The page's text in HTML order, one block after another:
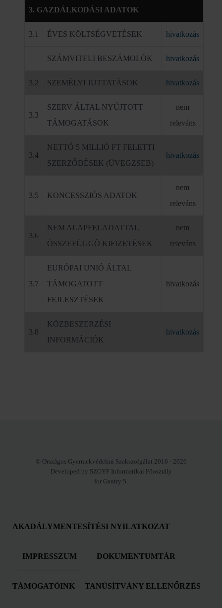
3. GAZDÁLKODÁSI ADATOK
3.1 ÉVES KÖLTSÉGVETÉSEK hivatkozás
SZÁMVITELI BESZÁMOLÓK hivatkozás
3.2 SZEMÉLYI JUTTATÁSOK hivatkozás
3.3
SZERV ÁLTAL NYÚJTOTT
TÁMOGATÁSOK
nem
releváns
3.4
NETTÓ 5 MILLIÓ FT FELETTI
SZERZŐDÉSEK (ÜVEGZSEB)
hivatkozás
3.5 KONCESSZIÓS ADATOK
nem
releváns
3.6
NEM ALAPFELADATTAL
ÖSSZEFÜGGŐ KIFIZETÉSEK
nem
releváns
3.7
EURÓPAI UNIÓ ÁLTAL
TÁMOGATOTT
FEJLESZTÉSEK
hivatkozás
3.8
KÖZBESZERZÉSI
INFORMÁCIÓK
hivatkozás
© Országos Gyermekvédelmi Szakszolgálat 2016 - 2026
Developed by SZGYF Informatikai Főosztály
for Gantry 5.
AKADÁLYMENTESÍTÉSI NYILATKOZAT
IMPRESSZUM DOKUMENTUMTÁR
TÁMOGATÓINK TANÚSÍTVÁNY ELLENŐRZÉS